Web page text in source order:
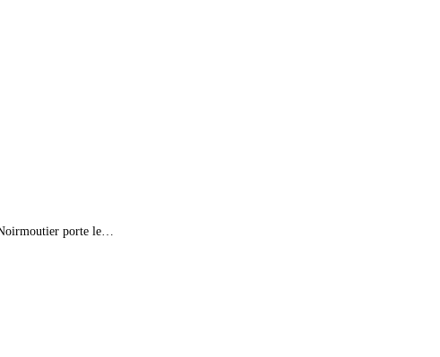
Noirmoutier porte le…